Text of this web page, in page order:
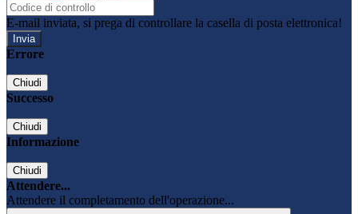
E-mail inviata, si prega di controllare la casella di posta elettronica!
Errore
Chiudi
Successo
Chiudi
Informazione
Chiudi
Attendere...
Attendere il completamento dell'operazione...